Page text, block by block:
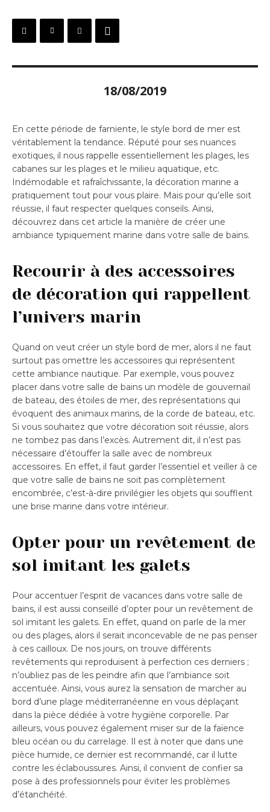
18/08/2019
En cette période de farniente, le style bord de mer est
véritablement la tendance. Réputé pour ses nuances
exotiques, il nous rappelle essentiellement les plages, les
cabanes sur les plages et le milieu aquatique, etc.
Indémodable et rafraîchissante, la décoration marine a
pratiquement tout pour vous plaire. Mais pour qu’elle soit
réussie, il faut respecter quelques conseils. Ainsi,
découvrez dans cet article la manière de créer une
ambiance typiquement marine dans votre salle de bains.
Recourir à des accessoires
de décoration qui rappellent
l’univers marin
Quand on veut créer un style bord de mer, alors il ne faut
surtout pas omettre les accessoires qui représentent
cette ambiance nautique. Par exemple, vous pouvez
placer dans votre salle de bains un modèle de gouvernail
de bateau, des étoiles de mer, des représentations qui
évoquent des animaux marins, de la corde de bateau, etc.
Si vous souhaitez que votre décoration soit réussie, alors
ne tombez pas dans l’excès. Autrement dit, il n’est pas
nécessaire d’étouffer la salle avec de nombreux
accessoires. En effet, il faut garder l’essentiel et veiller à ce
que votre salle de bains ne soit pas complètement
encombrée, c’est-à-dire privilégier les objets qui soufflent
une brise marine dans votre intérieur.
Opter pour un revêtement de
sol imitant les galets
Pour accentuer l’esprit de vacances dans votre salle de
bains, il est aussi conseillé d’opter pour un revêtement de
sol imitant les galets. En effet, quand on parle de la mer
ou des plages, alors il serait inconcevable de ne pas penser
à ces cailloux. De nos jours, on trouve différents
revêtements qui reproduisent à perfection ces derniers ;
n’oubliez pas de les peindre afin que l’ambiance soit
accentuée. Ainsi, vous aurez la sensation de marcher au
bord d’une plage méditerranéenne en vous déplaçant
dans la pièce dédiée à votre hygiène corporelle. Par
ailleurs, vous pouvez également miser sur de la faïence
bleu océan ou du carrelage. Il est à noter que dans une
pièce humide, ce dernier est recommandé, car il lutte
contre les éclaboussures. Ainsi, il convient de confier sa
pose à des professionnels pour éviter les problèmes
d’étanchéité.